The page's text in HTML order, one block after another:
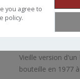
you agree to
policy.
12Y
Vieille version
bouteille en 1977